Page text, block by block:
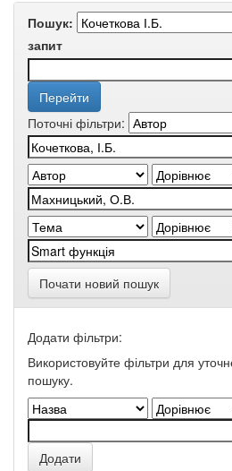
Пошук:
запит
Поточні фільтри:
Почати новий пошук
Додати фільтри:
Використовуйте фільтри для
пошуку.